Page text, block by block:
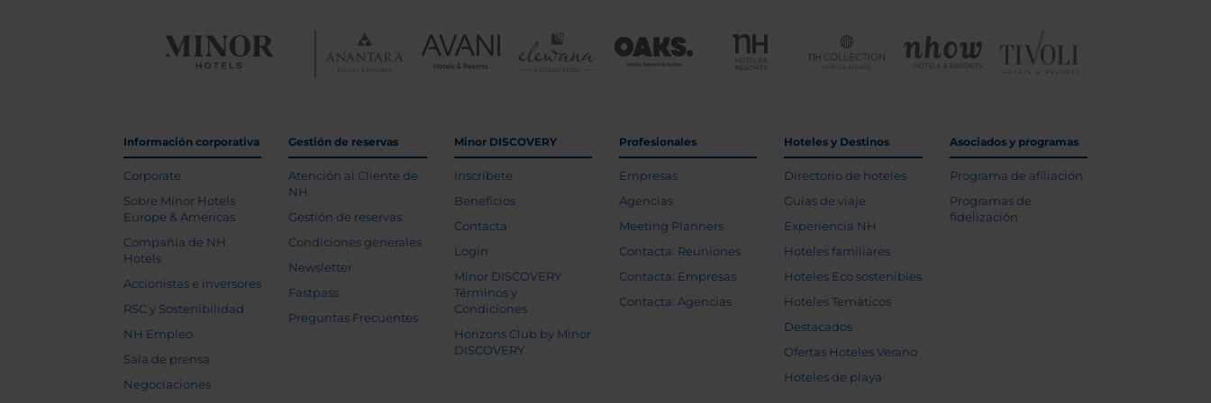
Información corporativa
Corporate
Sobre Minor Hotels
Europe & Americas
Compañía de NH
Hotels
Accionistas e inversores
RSC y Sostenibilidad
NH Empleo
Sala de prensa
Negociaciones
Gestión de reservas
Atención al Cliente de
NH
Gestión de reservas
Condiciones generales
Newsletter
Fastpass
Preguntas Frecuentes
Minor DISCOVERY
Inscríbete
Beneficios
Contacta
Login
Minor DISCOVERY
Términos y
Condiciones
Horizons Club by Minor
DISCOVERY
Profesionales
Empresas
Agencias
Meeting Planners
Contacta: Reuniones
Contacta: Empresas
Contacta: Agencias
Hoteles y Destinos
Directorio de hoteles
Guías de viaje
Experiencia NH
Hoteles familiares
Hoteles Eco sostenibles
Hoteles Temáticos
Destacados
Ofertas Hoteles Verano
Hoteles de playa
Asociados y programas
Programa de afiliación
Programas de
fidelización